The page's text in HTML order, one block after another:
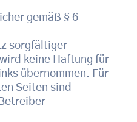
gemäß § 6
sorgfältiger
keine Haftung für
übernommen. Für
Seiten sind